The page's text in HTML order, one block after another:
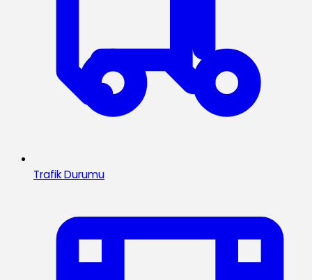
Trafik Durumu